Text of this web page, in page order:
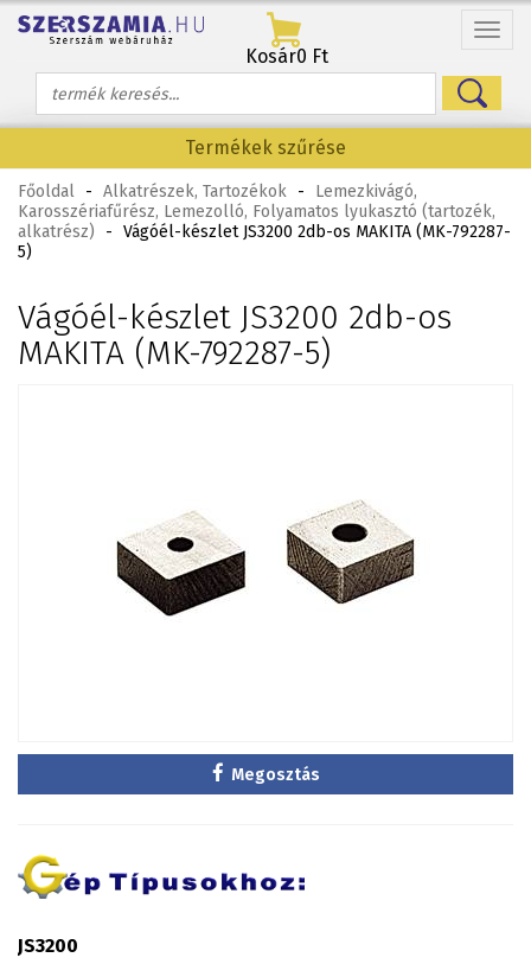
Menü
Kosár0 Ft
Termékek szűrése
Főoldal - Alkatrészek, Tartozékok -
Lemezkivágó,
Karosszériafűrész, Lemezolló, Folyamatos lyukasztó (tartozék,
alkatrész)
- Vágóél-készlet JS3200 2db-os MAKITA (MK-792287-
5)
Vágóél-készlet JS3200 2db-os
MAKITA (MK-792287-5)
Megosztás
JS3200